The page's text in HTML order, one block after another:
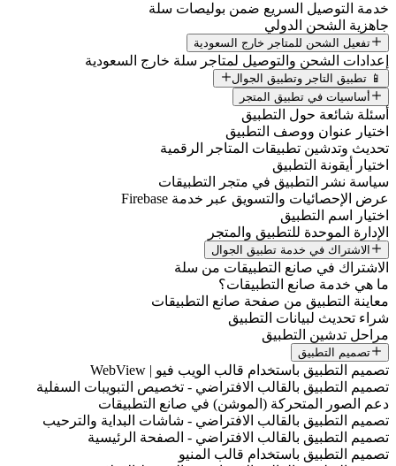
خدمة التوصيل السريع ضمن بوليصات سلة
جاهزية الشحن الدولي
تفعيل الشحن للمتاجر خارج السعودية
إعدادات الشحن والتوصيل لمتاجر سلة خارج السعودية
📱 تطبيق التاجر وتطبيق الجوال
أساسيات في تطبيق المتجر
أسئلة شائعة حول التطبيق
اختيار عنوان ووصف التطبيق
تحديث وتدشين تطبيقات المتاجر الرقمية
اختيار أيقونة التطبيق
سياسة نشر التطبيق في متجر التطبيقات
عرض الإحصائيات والتسويق عبر خدمة Firebase
اختيار اسم التطبيق
الإدارة الموحدة للتطبيق والمتجر
الاشتراك في خدمة تطبيق الجوال
الاشتراك في صانع التطبيقات من سلة
ما هي خدمة صانع التطبيقات؟
معاينة التطبيق من صفحة صانع التطبيقات
شراء تحديث لبيانات التطبيق
مراحل تدشين التطبيق
تصميم التطبيق
تصميم التطبيق باستخدام قالب الويب فيو | WebView
تصميم التطبيق بالقالب الافتراضي - تخصيص التبويبات السفلية
دعم الصور المتحركة (الموشن) في صانع التطبيقات
تصميم التطبيق بالقالب الافتراضي - شاشات البداية والترحيب
تصميم التطبيق بالقالب الافتراضي - الصفحة الرئيسية
تصميم التطبيق باستخدام قالب المنيو